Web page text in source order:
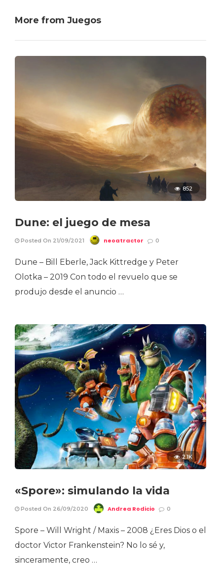
More from Juegos
852
Dune: el juego de mesa
Posted On 21/09/2021 neoatractor 0
Dune – Bill Eberle, Jack Kittredge y Peter
Olotka – 2019 Con todo el revuelo que se
produjo desde el anuncio …
2.1K
«Spore»: simulando la vida
Posted On 26/09/2020 Andrea Rodicio 0
Spore – Will Wright / Maxis – 2008 ¿Eres Dios o el
doctor Victor Frankenstein? No lo sé y,
sinceramente, creo …